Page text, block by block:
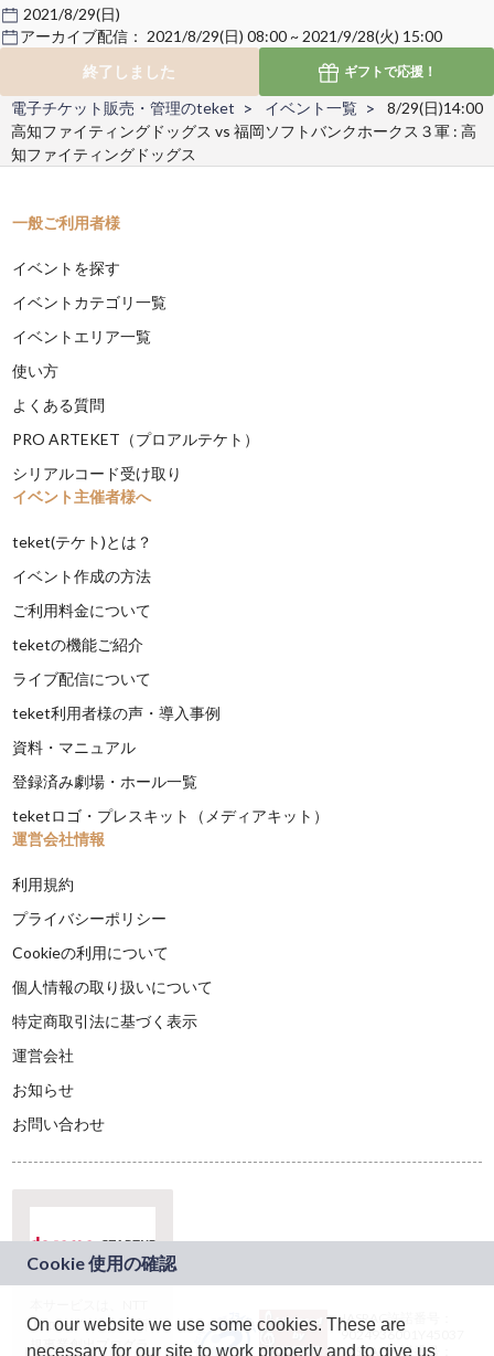
2021/8/29(日)
アーカイブ配信： 2021/8/29(日) 08:00 ~ 2021/9/28(火) 15:00
終了しました
ギフトで応援！
電子チケット販売・管理のteket イベント一覧
8/29(日)14:00
高知ファイティングドッグス vs 福岡ソフトバンクホークス３軍 : 高
知ファイティングドッグス
一般ご利用者様
イベントを探す
イベントカテゴリ一覧
イベントエリア一覧
使い方
よくある質問
PRO ARTEKET（プロアルテケト）
シリアルコード受け取り
イベント主催者様へ
teket(テケト)とは？
イベント作成の方法
ご利用料金について
teketの機能ご紹介
ライブ配信について
teket利用者様の声・導入事例
資料・マニュアル
登録済み劇場・ホール一覧
teketロゴ・プレスキット（メディアキット）
運営会社情報
利用規約
プライバシーポリシー
Cookieの利用について
個人情報の取り扱いについて
特定商取引法に基づく表示
運営会社
お知らせ
お問い合わせ
ドコモグループの新
規事業創出プログラ
JASRAC許諾番号：
9024936001Y45037
JASRAC許諾番号：
On our website we use some cookies. These are
necessary for our site to work properly and to give us